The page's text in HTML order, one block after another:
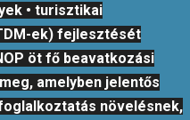
• turisztikai
ek) fejlesztését
öt fő beavatkozási
amelyben jelentős
növelésnek,